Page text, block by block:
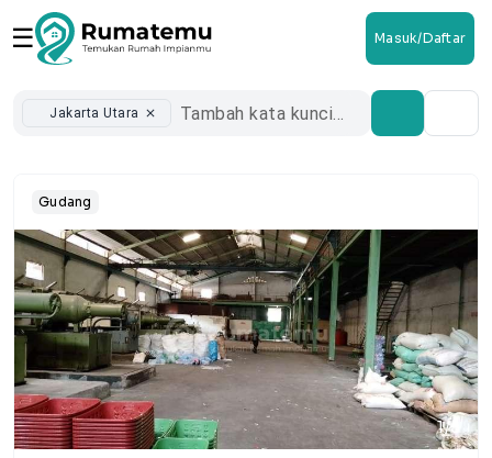
☰ Masuk/Daftar
Jakarta Utara close
Gudang
1/5